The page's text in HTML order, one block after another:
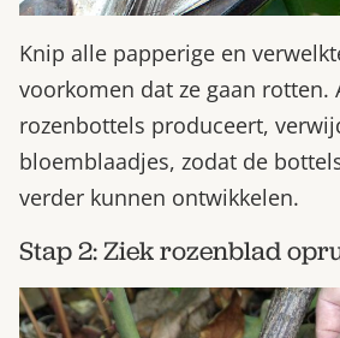
Knip alle papperige en
voorkomen dat ze gaan rotten.
rozenbottels produceert,
bloemblaadjes, zodat de
verder kunnen ontwikkelen.
Stap 2: Ziek rozenblad